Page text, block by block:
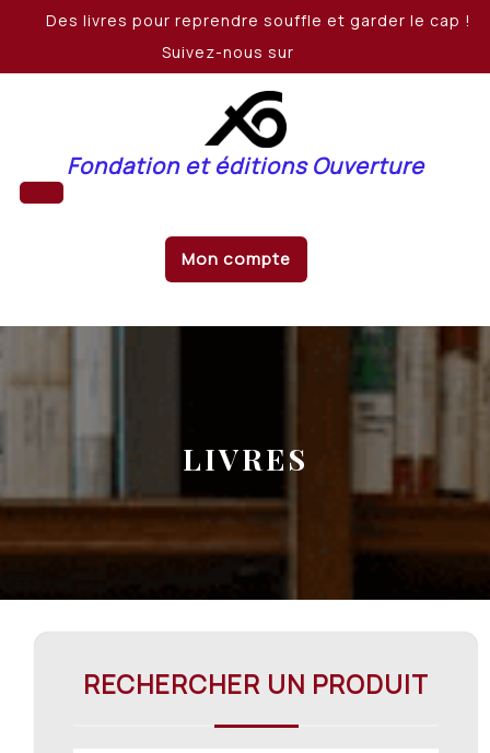
Des livres pour reprendre souffle et garder le cap !
Suivez-nous sur
Fondation et éditions Ouverture
Mon compte
LIVRES
RECHERCHER UN PRODUIT